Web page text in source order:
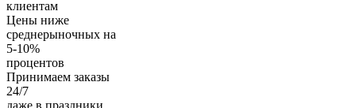
клиентам
Цены ниже
среднерыночных на
5-10%
процентов
Принимаем заказы
24/7